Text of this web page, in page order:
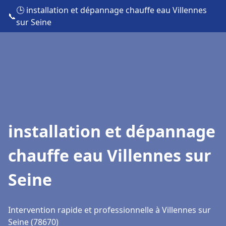
📞
🕒 installation et dépannage chauffe eau Villennes
sur Seine
installation et dépannage
chauffe eau Villennes sur
Seine
Intervention rapide et professionnelle à Villennes sur
Seine (78670)